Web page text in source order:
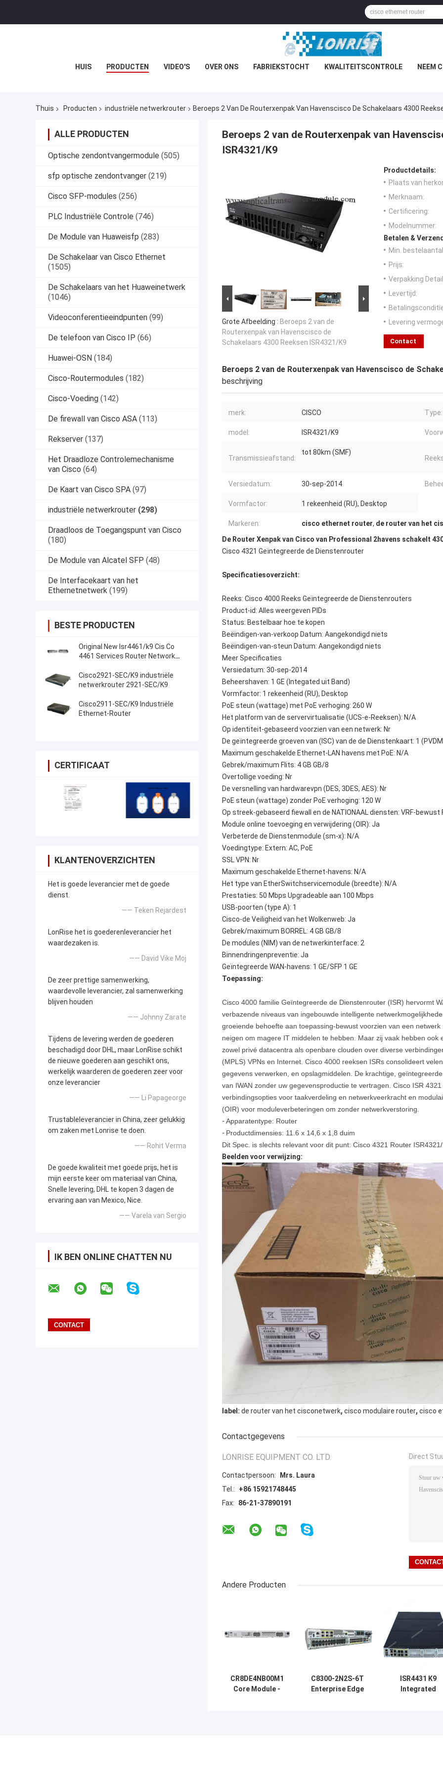
HUIS PRODUCTEN VIDEO'S OVER ONS FABRIEKSTOCHT KWALITEITSCONTROLE NEEM
Thuis Producten industriële netwerkrouter Beroeps 2 Van De Routerxenpak Van Havenscisco De Schakelaars 4300
ALLE PRODUCTEN
Optische zendontvangermodule (505)
sfp optische zendontvanger (219)
Cisco SFP-modules (256)
PLC Industriële Controle (746)
De Module van Huaweisfp (283)
De Schakelaar van Cisco Ethernet
(1505)
De Schakelaars van het Huaweinetwerk
(1046)
Videoconferentieeindpunten (99)
De telefoon van Cisco IP (66)
Huawei-OSN (184)
Cisco-Routermodules (182)
Cisco-Voeding (142)
De firewall van Cisco ASA (113)
Rekserver (137)
Het Draadloze Controlemechanisme
van Cisco (64)
De Kaart van Cisco SPA (97)
industriële netwerkrouter (298)
Draadloos de Toegangspunt van Cisco
(180)
De Module van Alcatel SFP (48)
De Interfacekaart van het
Ethernetnetwerk (199)
BESTE PRODUCTEN
Original New Isr4461/k9 Cis Co
4461 Services Router Network
Cisco2921-SEC/K9 industriële
netwerkrouter 2921-SEC/K9
Cisco2911-SEC/K9 Industriële
Ethernet-Router
CERTIFICAAT
KLANTENOVERZICHTEN
Het is goede leverancier met de goede
dienst.
—— Teken Rejardest
LonRise het is goederenleverancier het
waardezaken is.
—— David Vike Moj
De zeer prettige samenwerking,
waardevolle leverancier, zal samenwerking
blijven houden
—— Johnny Zarate
Tijdens de levering werden de goederen
beschadigd door DHL, maar LonRise schikt
de nieuwe goederen aan geschikt ons,
werkelijk waarderen de goederen zeer voor
onze leverancier
—— Li Papageorge
Trustableleverancier in China, zeer gelukkig
om zaken met Lonrise te doen.
—— Rohit Verma
De goede kwaliteit met goede prijs, het is
mijn eerste keer om materiaal van China,
Snelle levering, DHL te kopen 3 dagen de
ervaring aan van Mexico, Nice.
—— Varela van Sergio
IK BEN ONLINE CHATTEN NU
Beroeps 2 van de Routerxenpak van
ISR4321/K9
Grote Afbeelding : Beroeps 2 van de
Routerxenpak van Havenscisco de
Schakelaars 4300 Reeksen ISR4321/K9
Productdetails:
Plaats van
Merknaam:
Certificering:
Modelnummer:
Betalen &
Min.
Prijs:
Verpakking
Levertijd:
Levering
Contact
Beroeps 2 van de Routerxenpak van Havenscisco de
beschrijving
merk: CISCO Type:
model: ISR4321/K9
Transmissieafstand:
tot 80km (SMF)
Versiedatum: 30-sep-2014
Vormfactor: 1 rekeenheid (RU), Desktop
Markeren: cisco ethernet router, de router van het
De Router Xenpak van Cisco van Professional 2havens schakelt
Cisco 4321 Geïntegreerde de Dienstenrouter
Specificatiesoverzicht:
Reeks: Cisco 4000 Reeks Geïntegreerde de Dienstenrouters
Product-id: Alles weergeven PIDs
Status: Bestelbaar hoe te kopen
Beëindigen-van-verkoop Datum: Aangekondigd niets
Beëindigen-van-steun Datum: Aangekondigd niets
Meer Specificaties
Versiedatum: 30-sep-2014
Beheershaven: 1 GE (Integated uit Band)
Vormfactor: 1 rekeenheid (RU), Desktop
PoE steun (wattage) met PoE verhoging: 260 W
Het platform van de servervirtualisatie (UCS-e-Reeksen): N/A
Op identiteit-gebaseerd voorzien van een netwerk: Nr
De geïntegreerde groeven van (ISC) van de de Dienstenkaart: 1
Maximum geschakelde Ethernet-LAN havens met PoE: N/A
Gebrek/maximum Flits: 4 GB GB/8
Overtollige voeding: Nr
De versnelling van hardwarevpn (DES, 3DES, AES): Nr
PoE steun (wattage) zonder PoE verhoging: 120 W
Op streek-gebaseerd fiewall en de NATIONAAL diensten: VRF-
Module online toevoeging en verwijdering (OIR): Ja
Verbeterde de Dienstenmodule (sm-x): N/A
Voedingtype: Extern: AC, PoE
SSL VPN: Nr
Maximum geschakelde Ethernet-havens: N/A
Het type van EtherSwitchservicemodule (breedte): N/A
Prestaties: 50 Mbps Upgradeable aan 100 Mbps
USB-poorten (type A): 1
Cisco-de Veiligheid van het Wolkenweb: Ja
Gebrek/maximum BORREL: 4 GB GB/8
De modules (NIM) van de netwerkinterface: 2
Binnendringenpreventie: Ja
Geïntegreerde WAN-havens: 1 GE/SFP 1 GE
Toepassing:
Cisco 4000 familie Geïntegreerde de Dienstenrouter (ISR) hervormt
verbazende niveaus van ingebouwde intelligente
groeiende behoefte aan toepassing-bewust voorzien van een
neigen om magere IT middelen te hebben. Maar zij vaak hebben
zowel privé datacentra als openbare clouden over diverse
(MPLS) VPNs en Internet. Cisco 4000 reeksen ISRs consolideert
gegevens verwerken, en opslagmiddelen. De krachtige,
van IWAN zonder uw gegevensproductie te vertragen. Cisco ISR
verbindingsopties voor taakverdeling en netwerkveerkracht en
(OIR) voor moduleverbeteringen om zonder netwerkverstoring.
- Apparatentype: Router
- Productdimensies: 11.6 x 14,6 x 1,8 duim
Dit Spec. is slechts relevant voor dit punt: Cisco 4321 Router
Beelden voor verwijzing:
label: de router van het cisconetwerk, cisco modulaire router, cisco
Contactgegevens
LONRISE EQUIPMENT CO. LTD.
Contactpersoon:
Mrs. Laura
Tel.:
+86 15921748445
Fax:
86-21-37890191
Direct
Andere Producten
CR8DE4NB00M1
Core Module -
C8300-2N2S-6T
Enterprise Edge
ISR4431 K9
Integrated